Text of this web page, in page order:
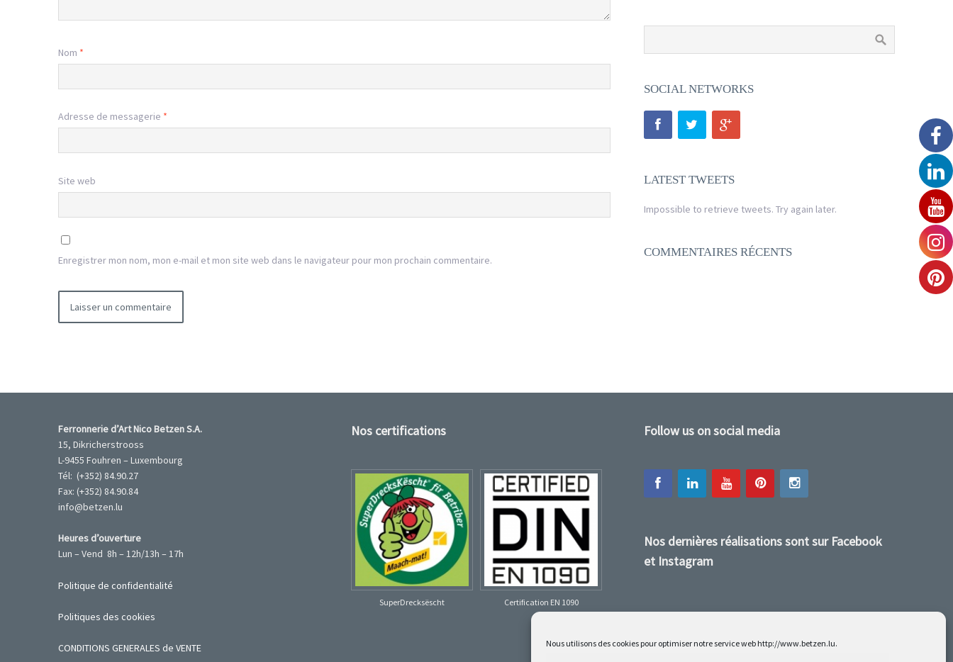
Nous utilisons des cookies pour optimiser notre service web http://www.betzen.lu.
Nom *
Adresse de messagerie *
Site web
Enregistrer mon nom, mon e-mail et mon site web dans le navigateur pour mon prochain commentaire.
SOCIAL NETWORKS
LATEST TWEETS
Impossible to retrieve tweets. Try again later.
COMMENTAIRES RÉCENTS
Ferronnerie d’Art Nico Betzen S.A.
15, Dikricherstrooss
L-9455 Fouhren – Luxembourg
Tél: (+352) 84.90.27
Fax: (+352) 84.90.84
info@betzen.lu
Heures d’ouverture
Lun – Vend 8h – 12h/13h – 17h
Politique de confidentialité
Politiques des cookies
CONDITIONS GENERALES de VENTE
Nos certifications
SuperDrecksëscht Certification EN 1090
Follow us on social media
Nos dernières réalisations sont sur Facebook
et Instagram